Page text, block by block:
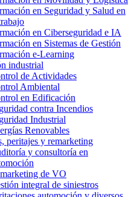
en Seguridad y Salud en
en Ciberseguridad e IA
en Sistemas de Gestión
e-Learning
industrial
de Actividades
Ambiental
en Edificación
contra Incendios
Industrial
Renovables
peritajes y remarketing
y consultoría en
de VO
integral de siniestros